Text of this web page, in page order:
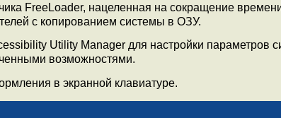
FreeLoader, нацеленная на сокращение
с копированием системы в ОЗУ.
Utility Manager для настройки параметров
возможностями.
в экранной клавиатуре.